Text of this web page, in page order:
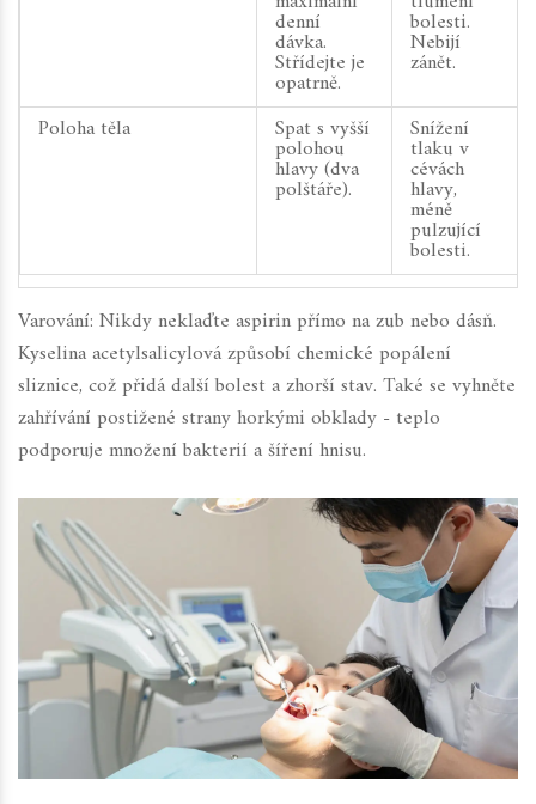
denní
dávka.
Střídejte je
opatrně.
bolesti.
Nebijí
zánět.
Poloha těla
Spat s vyšší
polohou
hlavy (dva
polštáře).
Snížení
tlaku v
cévách
hlavy,
méně
pulzující
bolesti.
Varování: Nikdy neklaďte aspirin přímo na zub nebo dásň.
Kyselina acetylsalicylová způsobí chemické popálení
sliznice, což přidá další bolest a zhorší stav. Také se vyhněte
zahřívání postižené strany horkými obklady - teplo
podporuje množení bakterií a šíření hnisu.